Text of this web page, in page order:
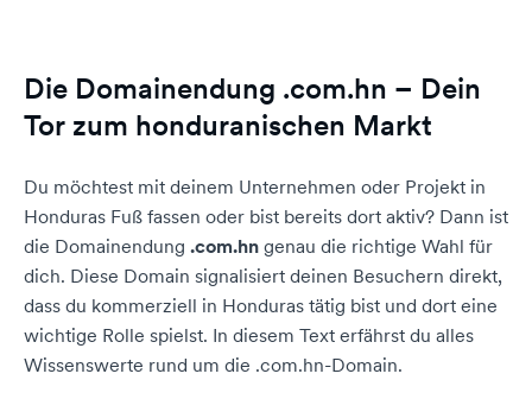
Die Domainendung .com.hn – Dein
Tor zum honduranischen Markt
Du möchtest mit deinem Unternehmen oder Projekt in
Honduras Fuß fassen oder bist bereits dort aktiv? Dann ist
die Domainendung .com.hn genau die richtige Wahl für
dich. Diese Domain signalisiert deinen Besuchern direkt,
dass du kommerziell in Honduras tätig bist und dort eine
wichtige Rolle spielst. In diesem Text erfährst du alles
Wissenswerte rund um die .com.hn-Domain.